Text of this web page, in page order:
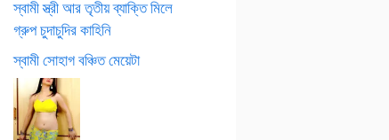
স্বামী স্ত্রী আর তৃতীয় ব্যাক্তি মিলে
গ্রুপ চুদাচুদির কাহিনি
স্বামী সোহাগ বঞ্চিত মেয়েটা